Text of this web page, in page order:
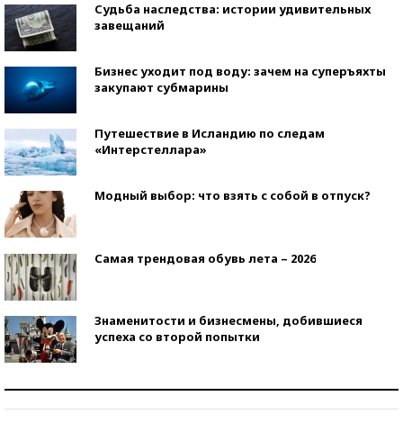
Судьба наследства: истории удивительных
завещаний
Бизнес уходит под воду: зачем на суперъяхты
закупают субмарины
Путешествие в Исландию по следам
«Интерстеллара»
Модный выбор: что взять с собой в отпуск?
Самая трендовая обувь лета – 2026
Знаменитости и бизнесмены, добившиеся
успеха со второй попытки